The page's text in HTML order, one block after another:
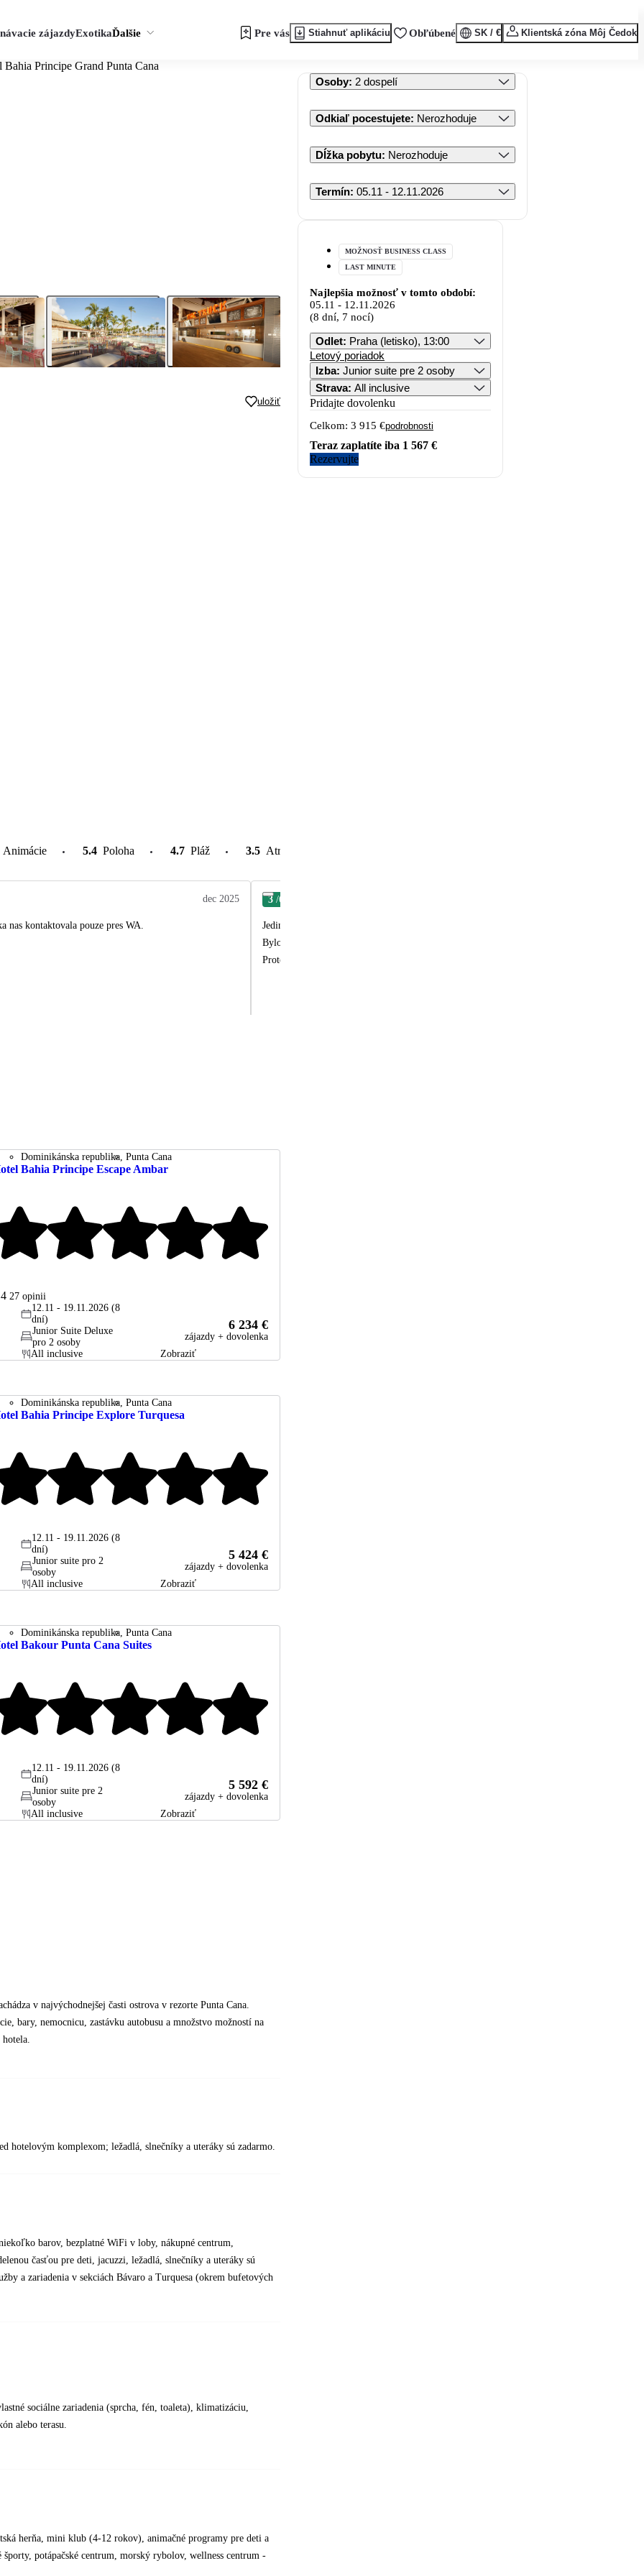
zájazdyExotikaĎalšie Pre vás Stiahnuť aplikáciu Obľúbené SK / € Klientská zóna Môj Čedok
Bahia Principe Grand Punta Cana
uložiť
Animácie 5.4 Poloha 4.7 Pláž 3.5 Atrakcie v okolí
dec 2025
nas kontaktovala pouze pres WA.
3 /6
Jedina skvrna na hotelu byli komari. Vecer nešlo absolutně sedet venku! Delegata jsme
Bylo nam receno pri prijezdu na letisti, ze v nasem hotelu je to složité a on tam prostě
Protože nas hotel mel vice recepci, tak jsme museli patrat ze ktere odjizdime.
Dominikánska republika Punta Cana
Bahia Principe Escape Ambar
27 opinii
12.11 - 19.11.2026 (8
dní)
Junior Suite Deluxe
pro 2 osoby
All inclusive
6 234 €
zájazdy + dovolenka
Zobraziť
Dominikánska republika Punta Cana
Bahia Principe Explore Turquesa
12.11 - 19.11.2026 (8
dní)
Junior suite pro 2
osoby
All inclusive
5 424 €
zájazdy + dovolenka
Zobraziť
Dominikánska republika Punta Cana
Bakour Punta Cana Suites
12.11 - 19.11.2026 (8
dní)
Junior suite pre 2
osoby
All inclusive
5 592 €
zájazdy + dovolenka
Zobraziť
v najvýchodnejšej časti ostrova v rezorte Punta Cana.
bary, nemocnicu, zastávku autobusu a množstvo možností na
hotelovým komplexom; ležadlá, slnečníky a uteráky sú zadarmo.
barov, bezplatné WiFi v loby, nákupné centrum,
časťou pre deti, jacuzzi, ležadlá, slnečníky a uteráky sú
a zariadenia v sekciách Bávaro a Turquesa (okrem bufetových
sociálne zariadenia (sprcha, fén, toaleta), klimatizáciu,
alebo terasu.
herňa, mini klub (4-12 rokov), animačné programy pre deti a
potápačské centrum, morský rybolov, wellness centrum -
Osoby: 2 dospelí
Odkiaľ pocestujete: Nerozhoduje
Dĺžka pobytu: Nerozhoduje
Termín: 05.11 - 12.11.2026
MOŽNOSŤ BUSINESS CLASS
LAST MINUTE
Najlepšia možnosť v tomto období:
05.11 - 12.11.2026
(8 dní, 7 nocí)
Odlet: Praha (letisko), 13:00
Letový poriadok
Izba: Junior suite pre 2 osoby
Strava: All inclusive
Pridajte dovolenku
Celkom: 3 915 €podrobnosti
Teraz zaplatíte iba 1 567 €
Rezervujte